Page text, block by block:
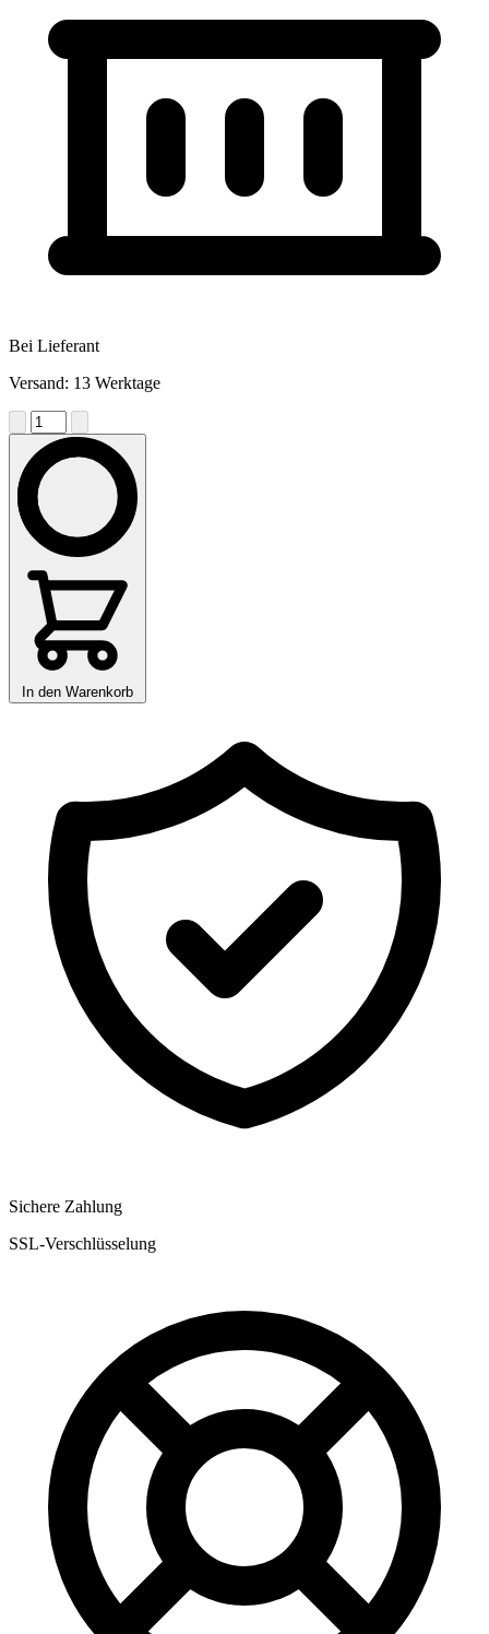
Bei Lieferant
Versand: 13 Werktage
In den Warenkorb
Sichere Zahlung
SSL-Verschlüsselung